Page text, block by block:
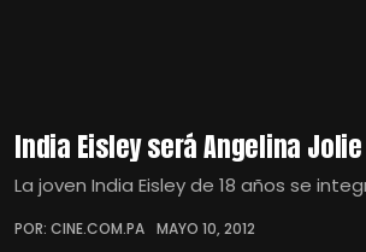
India Eisley será Angelina
La joven India Eisley de 18 años se
POR: CINE.COM.PA MAYO 10, 2012